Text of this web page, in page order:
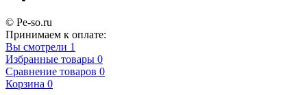
© Pe-so.ru
Принимаем к оплате:
Вы смотрели 1
Избранные товары 0
Сравнение товаров 0
Корзина 0